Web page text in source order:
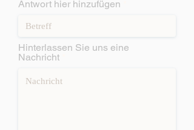
Antwort hier hinzufügen
Hinterlassen Sie uns eine
Nachricht